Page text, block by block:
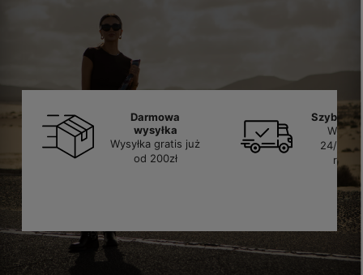
Darmowa
wysyłka
Wysyłka gratis już
od 200zł
Szybka
24/48h